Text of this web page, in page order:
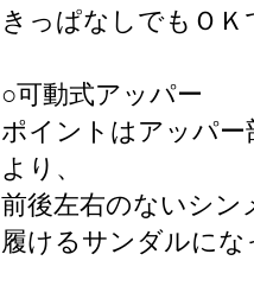
きっぱなしでもＯＫ
○可動式アッパー
ポイントはアッパ
より、
前後左右のないシ
履けるサンダルに